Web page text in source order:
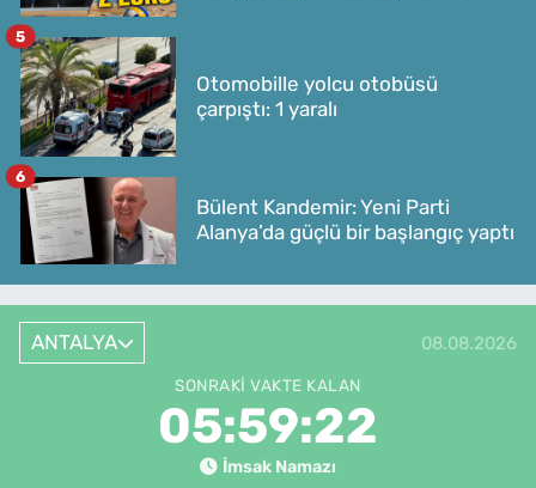
Otomobille yolcu otobüsü
çarpıştı: 1 yaralı
5
Bülent Kandemir: Yeni Parti
Alanya’da güçlü bir başlangıç yaptı
6
ANTALYA 08.08.2026
SONRAKI VAKTE KALAN
05:59:22
İmsak Namazı